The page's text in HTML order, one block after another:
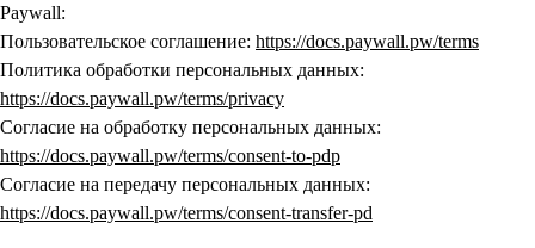
Paywall:
Пользовательское соглашение: https://docs.paywall.pw/terms
Политика обработки персональных данных:
https://docs.paywall.pw/terms/privacy
Согласие на обработку персональных данных:
https://docs.paywall.pw/terms/consent-to-pdp
Согласие на передачу персональных данных:
https://docs.paywall.pw/terms/consent-transfer-pd